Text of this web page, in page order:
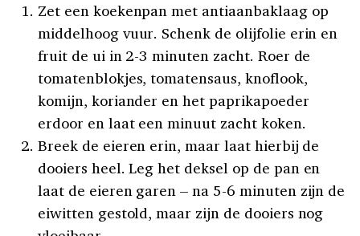
Zet een koekenpan met antiaanbaklaag op
middelhoog vuur. Schenk de olijfolie erin en
fruit de ui in 2-3 minuten zacht. Roer de
tomatenblokjes, tomatensaus, knoflook,
komijn, koriander en het paprikapoeder
erdoor en laat een minuut zacht koken.
Breek de eieren erin, maar laat hierbij de
dooiers heel. Leg het deksel op de pan en
laat de eieren garen – na 5-6 minuten zijn de
eiwitten gestold, maar zijn de dooiers nog